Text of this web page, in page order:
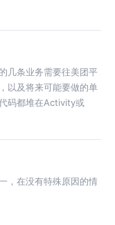
今天要
几条业务需要往美团平
以及将来可能要做的单
码都堆在Activity或
使得难以单独的复用
，在没有特殊原因的情